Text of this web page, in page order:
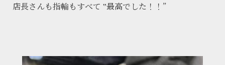
店長さんも指輪もすべて ‟最高でした！！”